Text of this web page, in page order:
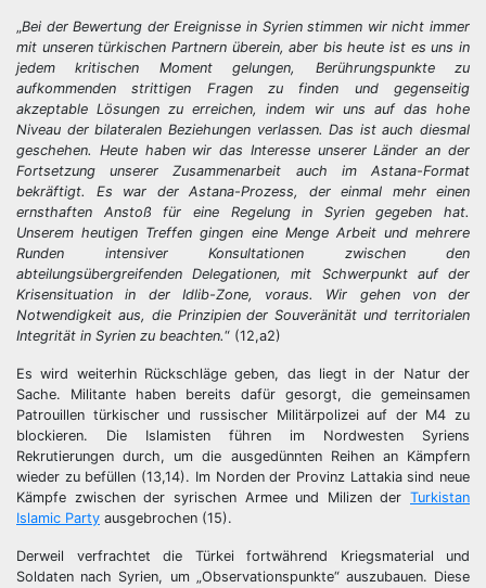
„Bei der Bewertung der Ereignisse in Syrien stimmen wir nicht immer
mit unseren türkischen Partnern überein, aber bis heute ist es uns in
jedem kritischen Moment gelungen, Berührungspunkte zu
aufkommenden strittigen Fragen zu finden und gegenseitig
akzeptable Lösungen zu erreichen, indem wir uns auf das hohe
Niveau der bilateralen Beziehungen verlassen. Das ist auch diesmal
geschehen. Heute haben wir das Interesse unserer Länder an der
Fortsetzung unserer Zusammenarbeit auch im Astana-Format
bekräftigt. Es war der Astana-Prozess, der einmal mehr einen
ernsthaften Anstoß für eine Regelung in Syrien gegeben hat.
Unserem heutigen Treffen gingen eine Menge Arbeit und mehrere
Runden intensiver Konsultationen zwischen den
abteilungsübergreifenden Delegationen, mit Schwerpunkt auf der
Krisensituation in der Idlib-Zone, voraus. Wir gehen von der
Notwendigkeit aus, die Prinzipien der Souveränität und territorialen
Integrität in Syrien zu beachten.“ (12,a2)
Es wird weiterhin Rückschläge geben, das liegt in der Natur der
Sache. Militante haben bereits dafür gesorgt, die gemeinsamen
Patrouillen türkischer und russischer Militärpolizei auf der M4 zu
blockieren. Die Islamisten führen im Nordwesten Syriens
Rekrutierungen durch, um die ausgedünnten Reihen an Kämpfern
wieder zu befüllen (13,14). Im Norden der Provinz Lattakia sind neue
Kämpfe zwischen der syrischen Armee und Milizen der Turkistan
Islamic Party ausgebrochen (15).
Derweil verfrachtet die Türkei fortwährend Kriegsmaterial und
Soldaten nach Syrien, um „Observationspunkte“ auszubauen. Diese